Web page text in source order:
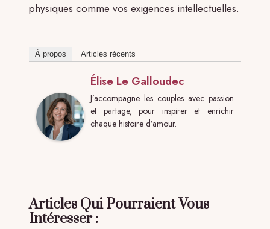
physiques comme vos exigences intellectuelles.
À propos Articles récents
Élise Le Galloudec
J’accompagne les couples avec passion
et partage, pour inspirer et enrichir
chaque histoire d’amour.
Articles Qui Pourraient Vous
Intéresser :